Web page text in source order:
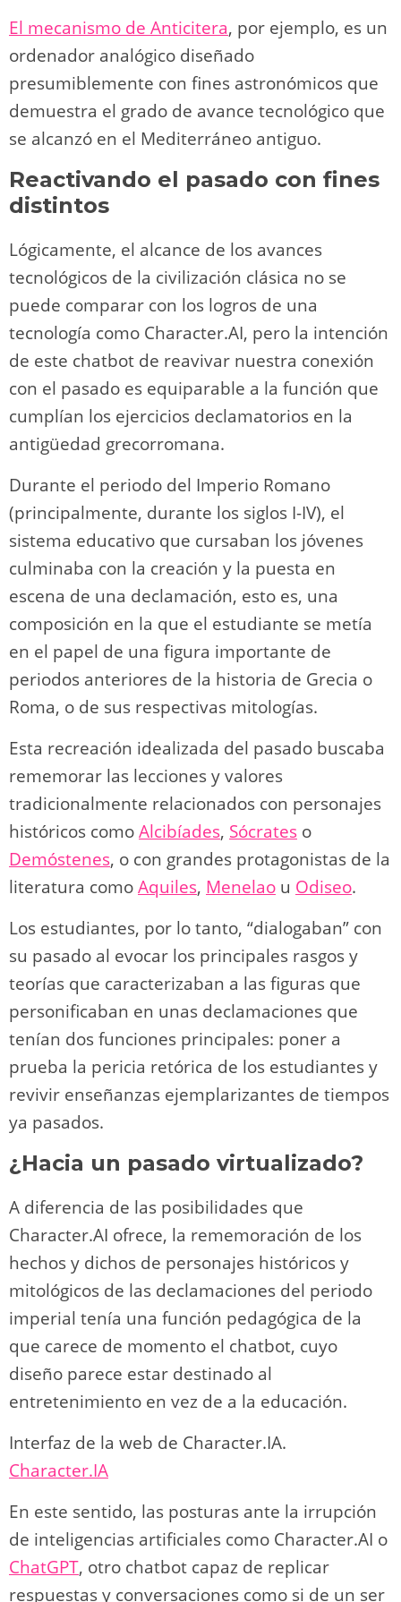
El mecanismo de Anticitera, por ejemplo, es un
ordenador analógico diseñado
presumiblemente con fines astronómicos que
demuestra el grado de avance tecnológico que
se alcanzó en el Mediterráneo antiguo.
Reactivando el pasado con fines
distintos
Lógicamente, el alcance de los avances
tecnológicos de la civilización clásica no se
puede comparar con los logros de una
tecnología como Character.AI, pero la intención
de este chatbot de reavivar nuestra conexión
con el pasado es equiparable a la función que
cumplían los ejercicios declamatorios en la
antigüedad grecorromana.
Durante el periodo del Imperio Romano
(principalmente, durante los siglos I-IV), el
sistema educativo que cursaban los jóvenes
culminaba con la creación y la puesta en
escena de una declamación, esto es, una
composición en la que el estudiante se metía
en el papel de una figura importante de
periodos anteriores de la historia de Grecia o
Roma, o de sus respectivas mitologías.
Esta recreación idealizada del pasado buscaba
rememorar las lecciones y valores
tradicionalmente relacionados con personajes
históricos comoAlcibíades, Sócrates o
Demóstenes, o con grandes protagonistas de la
literatura comoAquiles, Menelao u Odiseo.
Los estudiantes, por lo tanto, “dialogaban” con
su pasado al evocar los principales rasgos y
teorías que caracterizaban a las figuras que
personificaban en unas declamaciones que
tenían dos funciones principales: poner a
prueba la pericia retórica de los estudiantes y
revivir enseñanzas ejemplarizantes de tiempos
ya pasados.
¿Hacia un pasado virtualizado?
A diferencia de las posibilidades que
Character.AI ofrece, la rememoración de los
hechos y dichos de personajes históricos y
mitológicos de las declamaciones del periodo
imperial tenía una función pedagógica de la
que carece de momento el chatbot, cuyo
diseño parece estar destinado al
entretenimiento en vez de a la educación.
Interfaz de la web de Character.IA.
Character.IA
En este sentido, las posturas ante la irrupción
de inteligencias artificiales como Character.AI o
ChatGPT, otro chatbot capaz de replicar
respuestas y conversaciones como si de un ser